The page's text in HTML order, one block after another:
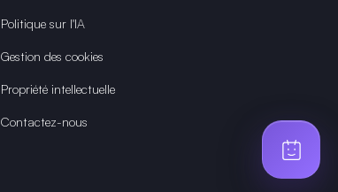
Politique sur l'IA
Gestion des cookies
Propriété intellectuelle
Contactez-nous